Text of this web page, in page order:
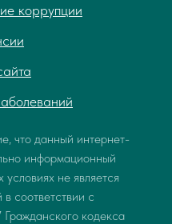
коррупции
что данный интернет-
информационный
не является
соответствии с
кодекса